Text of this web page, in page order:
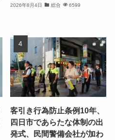
2026年8月4日 総合 6599
客引き行為防止条例10年、
四日市であらたな体制の出
発式、民間警備会社が加わ